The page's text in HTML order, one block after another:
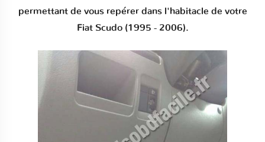
permettant de vous repérer dans l'habitacle de votre
Fiat Scudo (1995 - 2006).